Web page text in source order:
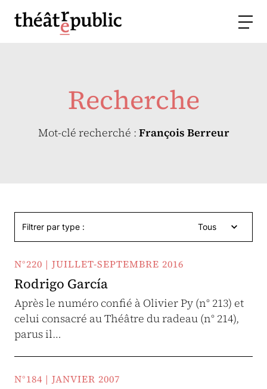
Recherche
Mot-clé recherché : François Berreur
Filtrer par type : Tous
N°220 | JUILLET-SEPTEMBRE 2016
Rodrigo García
Après le numéro confié à Olivier Py (n° 213) et
celui consacré au Théâtre du radeau (n° 214),
parus il…
N°184 | JANVIER 2007